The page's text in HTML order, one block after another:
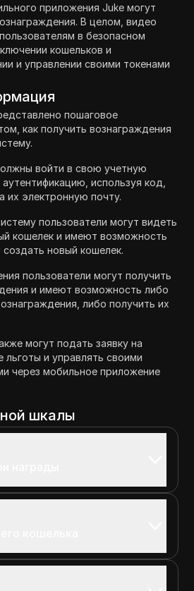
приложения Juke могут
В целом, видео
в безопасном
кошельков и
и управлении своими токенами
пошаговое
как получить вознаграждения
войти в свою учетную
используя код,
их электронную почту.
пользователи могут видеть
кошелек и имеют возможность
новый кошелек.
пользователи могут получить
и имеют возможность либо
либо получить их
могут подать заявку на
льготы и управлять своими
через мобильное приложение
шкалы